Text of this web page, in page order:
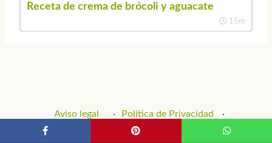
Receta de crema de brócoli y aguacate
15m
Aviso legal
Política de Privacidad
Política de Cookies
Contacto y Publicidad